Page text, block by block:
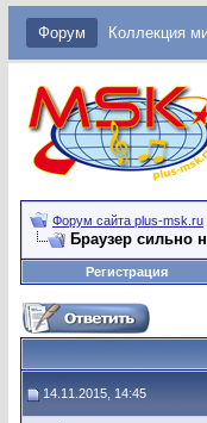
Форум Коллекция
Форум сайта plus-msk.ru
Браузер сильно
Регистрация
14.11.2015, 14:45